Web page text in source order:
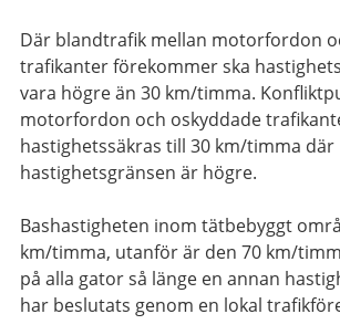
Där blandtrafik mellan motorfordon
trafikanter förekommer ska
vara högre än 30 km/timma.
motorfordon och oskyddade
hastighetssäkras till 30 km/timma där
hastighetsgränsen är högre.
Bashastigheten inom tätbebyggt
km/timma, utanför är den 70 km/
på alla gator så länge en annan
har beslutats genom en lokal